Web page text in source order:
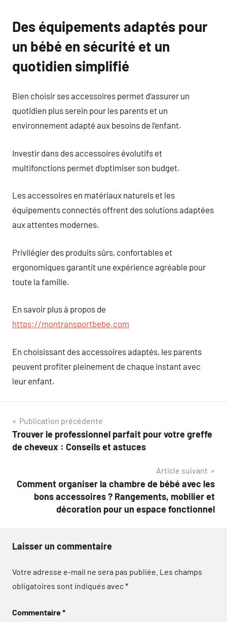
Des équipements adaptés pour
un bébé en sécurité et un
quotidien simplifié
Bien choisir ses accessoires permet d’assurer un
quotidien plus serein pour les parents et un
environnement adapté aux besoins de l’enfant.
Investir dans des accessoires évolutifs et
multifonctions permet d’optimiser son budget.
Les accessoires en matériaux naturels et les
équipements connectés offrent des solutions adaptées
aux attentes modernes.
Privilégier des produits sûrs, confortables et
ergonomiques garantit une expérience agréable pour
toute la famille.
En savoir plus à propos de
https://montransportbebe.com
En choisissant des accessoires adaptés, les parents
peuvent profiter pleinement de chaque instant avec
leur enfant.
Navigation
de
Publication précédente
Trouver le professionnel parfait pour votre greffe
de cheveux : Conseils et astuces
Article suivant
Comment organiser la chambre de bébé avec les
bons accessoires ? Rangements, mobilier et
décoration pour un espace fonctionnel
Laisser un commentaire
Votre adresse e-mail ne sera pas publiée. Les champs
obligatoires sont indiqués avec*
Commentaire*